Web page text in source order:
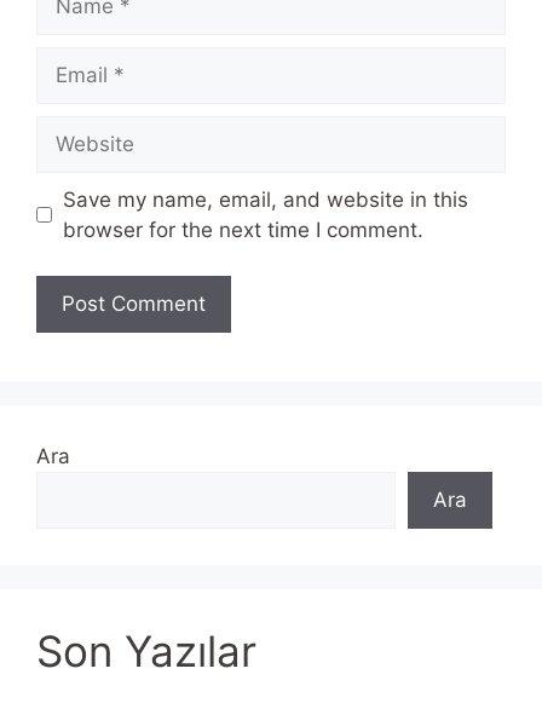
Save my name, email, and website in this
browser for the next time I comment.
Ara
Ara
Son Yazılar